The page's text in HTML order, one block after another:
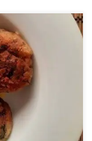
étel, főételként,